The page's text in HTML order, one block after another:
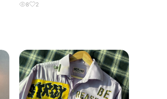
8 2